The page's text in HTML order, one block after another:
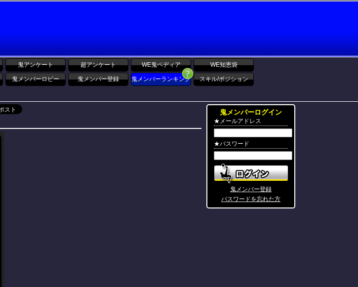
鬼アンケート 超アンケート WE鬼ペディア WE知恵袋
鬼メンバーロビー 鬼メンバー登録 鬼メンバーランキング スキル/ポジション
鬼メンバーログイン
★メールアドレス
★パスワード
鬼メンバー登録
パスワードを忘れた方